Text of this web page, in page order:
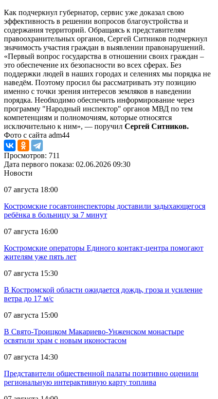
Как подчеркнул губернатор, сервис уже доказал свою
эффективность в решении вопросов благоустройства и
содержания территорий. Обращаясь к представителям
правоохранительных органов, Сергей Ситников подчеркнул
значимость участия граждан в выявлении правонарушений.
«Первый вопрос государства в отношении своих граждан –
это обеспечение их безопасности во всех сферах. Без
поддержки людей в наших городах и селениях мы порядка не
наведём. Поэтому просил бы рассматривать эту позицию
именно с точки зрения интересов земляков в наведении
порядка. Необходимо обеспечить информирование через
программу "Народный инспектор" органов МВД по тем
компетенциям и полномочиям, которые относятся
исключительно к ним», — поручил Сергей Ситников.
Фото с сайта adm44
Просмотров: 711
Дата первого показа: 02.06.2026 09:30
Новости
07 августа 18:00
Костромские госавтоинспекторы доставили задыхающегося
ребёнка в больницу за 7 минут
07 августа 16:00
Костромские операторы Единого контакт-центра помогают
жителям уже пять лет
07 августа 15:30
В Костромской области ожидается дождь, гроза и усиление
ветра до 17 м/с
07 августа 15:00
В Свято-Троицком Макариево-Унженском монастыре
освятили храм с новым иконостасом
07 августа 14:30
Представители общественной палаты позитивно оценили
региональную интерактивную карту топлива